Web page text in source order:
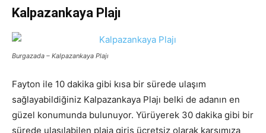
Kalpazankaya Plajı
Burgazada – Kalpazankaya Plajı
Fayton ile 10 dakika gibi kısa bir sürede ulaşım
sağlayabildiğiniz Kalpazankaya Plajı belki de adanın en
güzel konumunda bulunuyor. Yürüyerek 30 dakika gibi bir
sürede ulaşılabilen plaja giriş ücretsiz olarak karşımıza